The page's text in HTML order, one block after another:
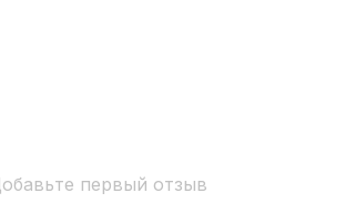
первый отзыв